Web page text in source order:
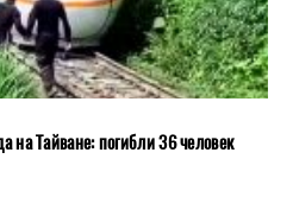
на Тайване: погибли 36 человек